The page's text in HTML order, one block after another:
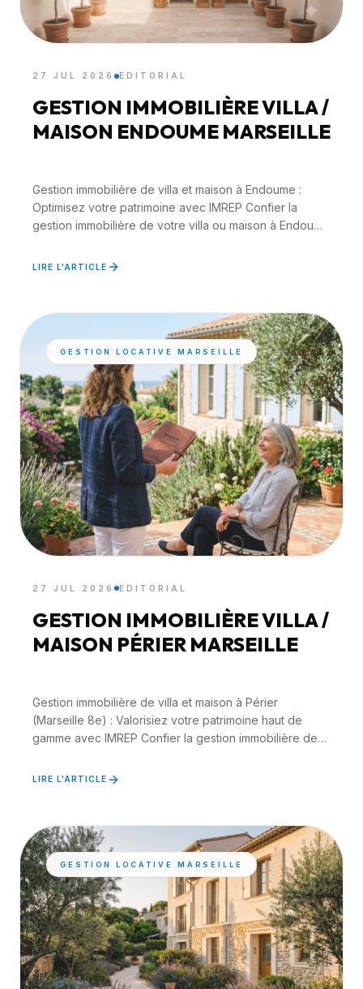
27 JUL 2026 EDITORIAL
GESTION IMMOBILIÈRE VILLA /
MAISON ENDOUME MARSEILLE
Gestion immobilière de villa et maison à Endoume :
Optimisez votre patrimoine avec IMREP Confier la
gestion immobilière de votre villa ou maison à Endoume
LIRE L'ARTICLE
GESTION LOCATIVE MARSEILLE
27 JUL 2026 EDITORIAL
GESTION IMMOBILIÈRE VILLA /
MAISON PÉRIER MARSEILLE
Gestion immobilière de villa et maison à Périer
(Marseille 8e) : Valorisiez votre patrimoine haut de
gamme avec IMREP Confier la gestion immobilière de
LIRE L'ARTICLE
GESTION LOCATIVE MARSEILLE